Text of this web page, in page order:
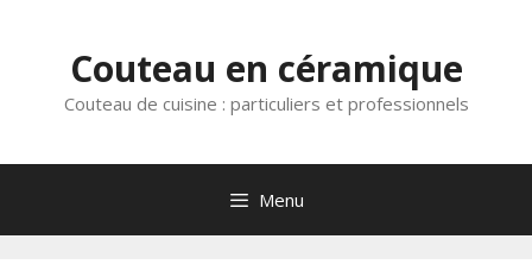
contenuCouteau en céramique
Couteau de cuisine : particuliers et professionnels
Menu